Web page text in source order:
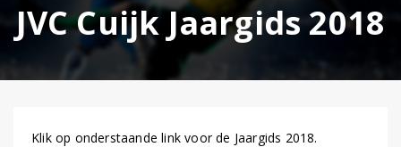
JVC Cuijk Jaargids 2018
Klik op onderstaande link voor de Jaargids 2018.